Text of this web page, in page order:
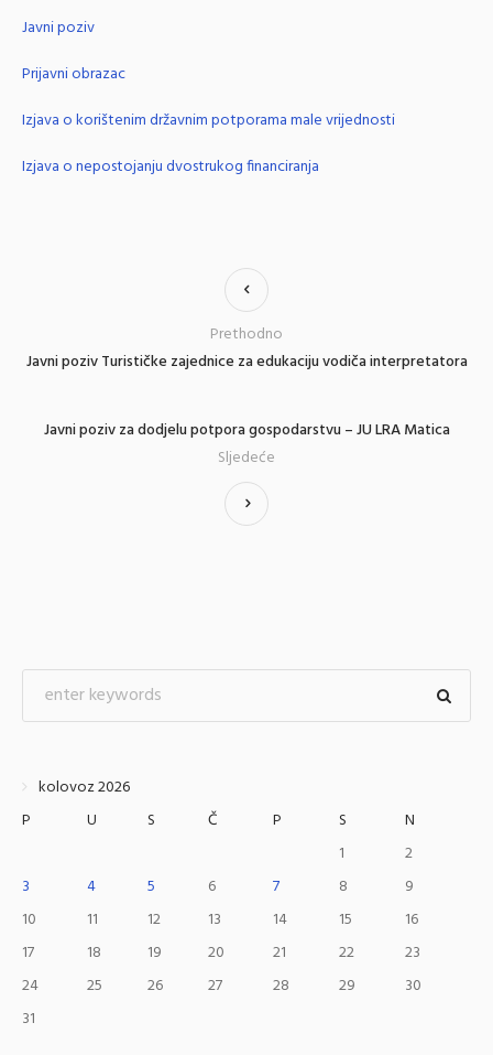
Javni poziv
Prijavni obrazac
Izjava o korištenim državnim potporama male vrijednosti
Izjava o nepostojanju dvostrukog financiranja
Javni poziv Turističke zajednice za edukaciju vodiča interpretatora
Prethodno
Javni poziv za dodjelu potpora gospodarstvu – JU LRA Matica
Sljedeće
kolovoz 2026
P
U S Č P S
N
1
2
3
4 5 6 7 8
9
10
11 12 13 14 15
16
17
18 19 20 21 22
23
24
25 26 27 28 29
30
31